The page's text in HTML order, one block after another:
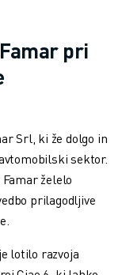
pri
Srl, ki že dolgo in
sektor.
želelo
prilagodljive
lotilo razvoja